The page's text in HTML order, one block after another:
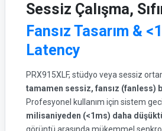
Sessiz Çalışma,
Fansız Tasarım &
Latency
PRX915XLF, stüdyo veya sessiz
tamamen sessiz, fansız (fanless)
Profesyonel kullanım için sistem
milisaniyeden (<1ms) daha